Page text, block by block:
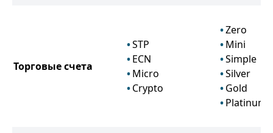
Торговые счета
STP
ECN
Micro
Crypto
Zero
Mini
Simple
Silver
Gold
Platinum